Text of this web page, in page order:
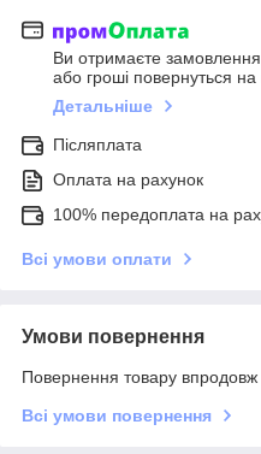
Ви отримаєте замовлення
або гроші повернуться на
Детальніше
Післяплата
Оплата на рахунок
100% передоплата на
Всі умови оплати
Умови повернення
Повернення товару впродовж
Всі умови повернення